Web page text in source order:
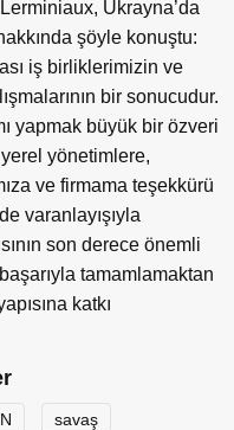
Ukrayna’da
şöyle konuştu:
iş birliklerimizin ve
bir sonucudur.
yapmak büyük bir özveri
yönetimlere,
ve firmama teşekkürü
varanlayışıyla
son derece önemli
tamamlamaktan
katkı
savaş